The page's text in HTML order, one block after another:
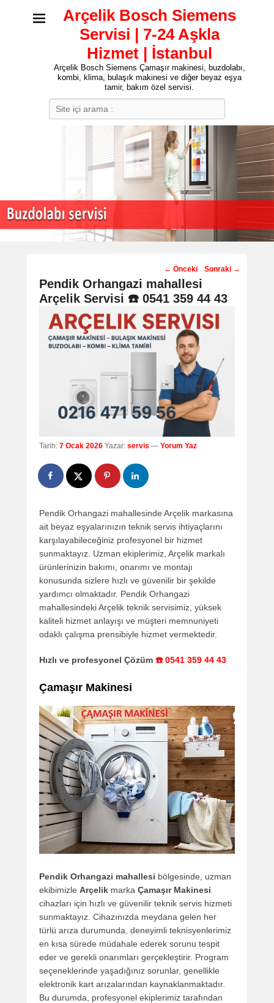
Arçelik Bosch Siemens
Servisi | 7-24 Aşkla
Hizmet | İstanbul
Arçelik Bosch Siemens Çamaşır makinesi, buzdolabı,
kombi, klima, bulaşık makinesi ve diğer beyaz eşya
tamir, bakım özel servisi.
Post
navigation
← Önceki Sonraki →
Pendik Orhangazi mahallesi
Arçelik Servisi ☎️ 0541 359 44 43
Tarih: 7 Ocak 2026 Yazar: servis — Yorum Yaz
Pendik Orhangazi mahallesinde Arçelik markasına
ait beyaz eşyalarınızın teknik servis ihtiyaçlarını
karşılayabileceğiniz profesyonel bir hizmet
sunmaktayız. Uzman ekiplerimiz, Arçelik markalı
ürünlerinizin bakımı, onarımı ve montajı
konusunda sizlere hızlı ve güvenilir bir şekilde
yardımcı olmaktadır. Pendik Orhangazi
mahallesindeki Arçelik teknik servisimiz, yüksek
kaliteli hizmet anlayışı ve müşteri memnuniyeti
odaklı çalışma prensibiyle hizmet vermektedir.
Hızlı ve profesyonel Çözüm ☎️ 0541 359 44 43
Çamaşır Makinesi
Pendik Orhangazi mahallesi bölgesinde, uzman
ekibimizle Arçelik marka Çamaşır Makinesi
cihazları için hızlı ve güvenilir teknik servis hizmeti
sunmaktayız. Cihazınızda meydana gelen her
türlü arıza durumunda, deneyimli teknisyenlerimiz
en kısa sürede müdahale ederek sorunu tespit
eder ve gerekli onarımları gerçekleştirir. Program
seçeneklerinde yaşadığınız sorunlar, genellikle
elektronik kart arızalarından kaynaklanmaktadır.
Bu durumda, profesyonel ekiplerimiz tarafından